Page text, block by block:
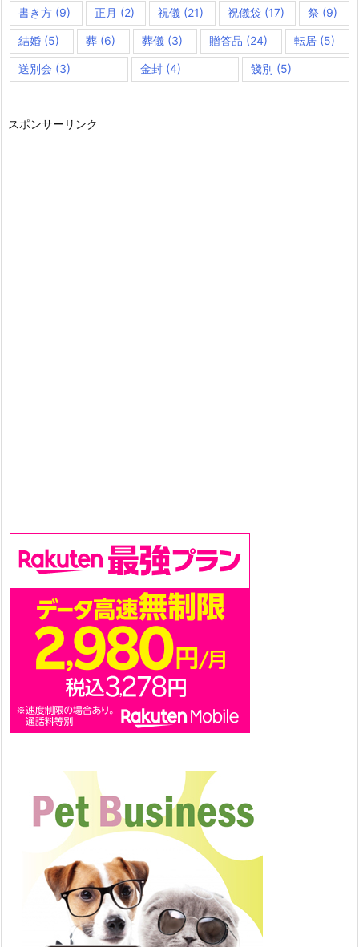
書き方 (9) 正月 (2) 祝儀 (21) 祝儀袋(17) 祭 (9)
結婚 (5) 葬 (6) 葬儀 (3) 贈答品 (24) 転居 (5)
送別会 (3) 金封 (4) 餞別 (5)
スポンサーリンク